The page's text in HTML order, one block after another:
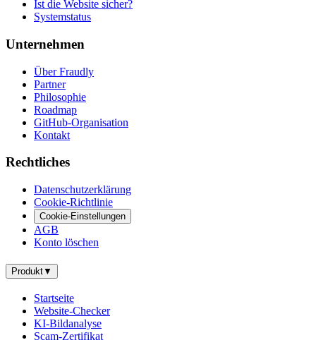
Ist die Website sicher?
Systemstatus
Unternehmen
Über Fraudly
Partner
Philosophie
Roadmap
GitHub-Organisation
Kontakt
Rechtliches
Datenschutzerklärung
Cookie-Richtlinie
Cookie-Einstellungen
AGB
Konto löschen
Produkt▼
Startseite
Website-Checker
KI-Bildanalyse
Scam-Zertifikat